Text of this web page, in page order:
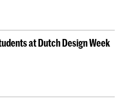
at Dutch Design Week